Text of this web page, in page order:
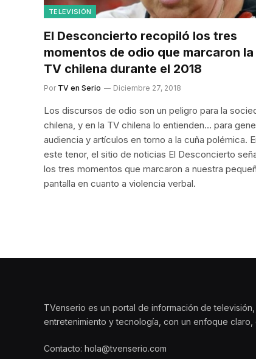
TELEVISIÓN
El Desconcierto recopiló los tres
momentos de odio que marcaron la
TV chilena durante el 2018
Por TV en Serio Diciembre 27, 2018
Los discursos de odio son un peligro para la
chilena, y en la TV chilena lo entienden… para
audiencia y artículos en torno a la cuña polémica.
este tenor, el sitio de noticias El Desconcierto
los tres momentos que marcaron a nuestra
pantalla en cuanto a violencia verbal.
TVenserio es un portal de información de televisión,
entretenimiento y tecnología, con un enfoque
Contacto: hola@tvenserio.com